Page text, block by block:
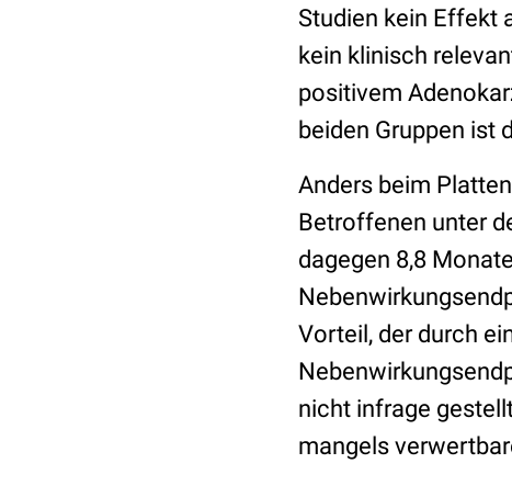
Studien kein Effekt
kein klinisch
positivem
beiden Gruppen ist
Anders beim
Betroffenen unter
dagegen 8,8
Vorteil, der durch
nicht infrage
mangels